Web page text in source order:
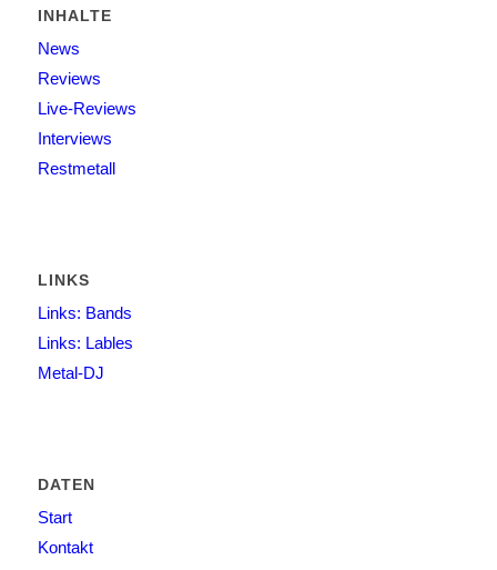
INHALTE
News
Reviews
Live-Reviews
Interviews
Restmetall
LINKS
Links: Bands
Links: Lables
Metal-DJ
DATEN
Start
Kontakt